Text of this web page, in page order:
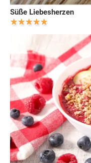
Süße Liebesherzen